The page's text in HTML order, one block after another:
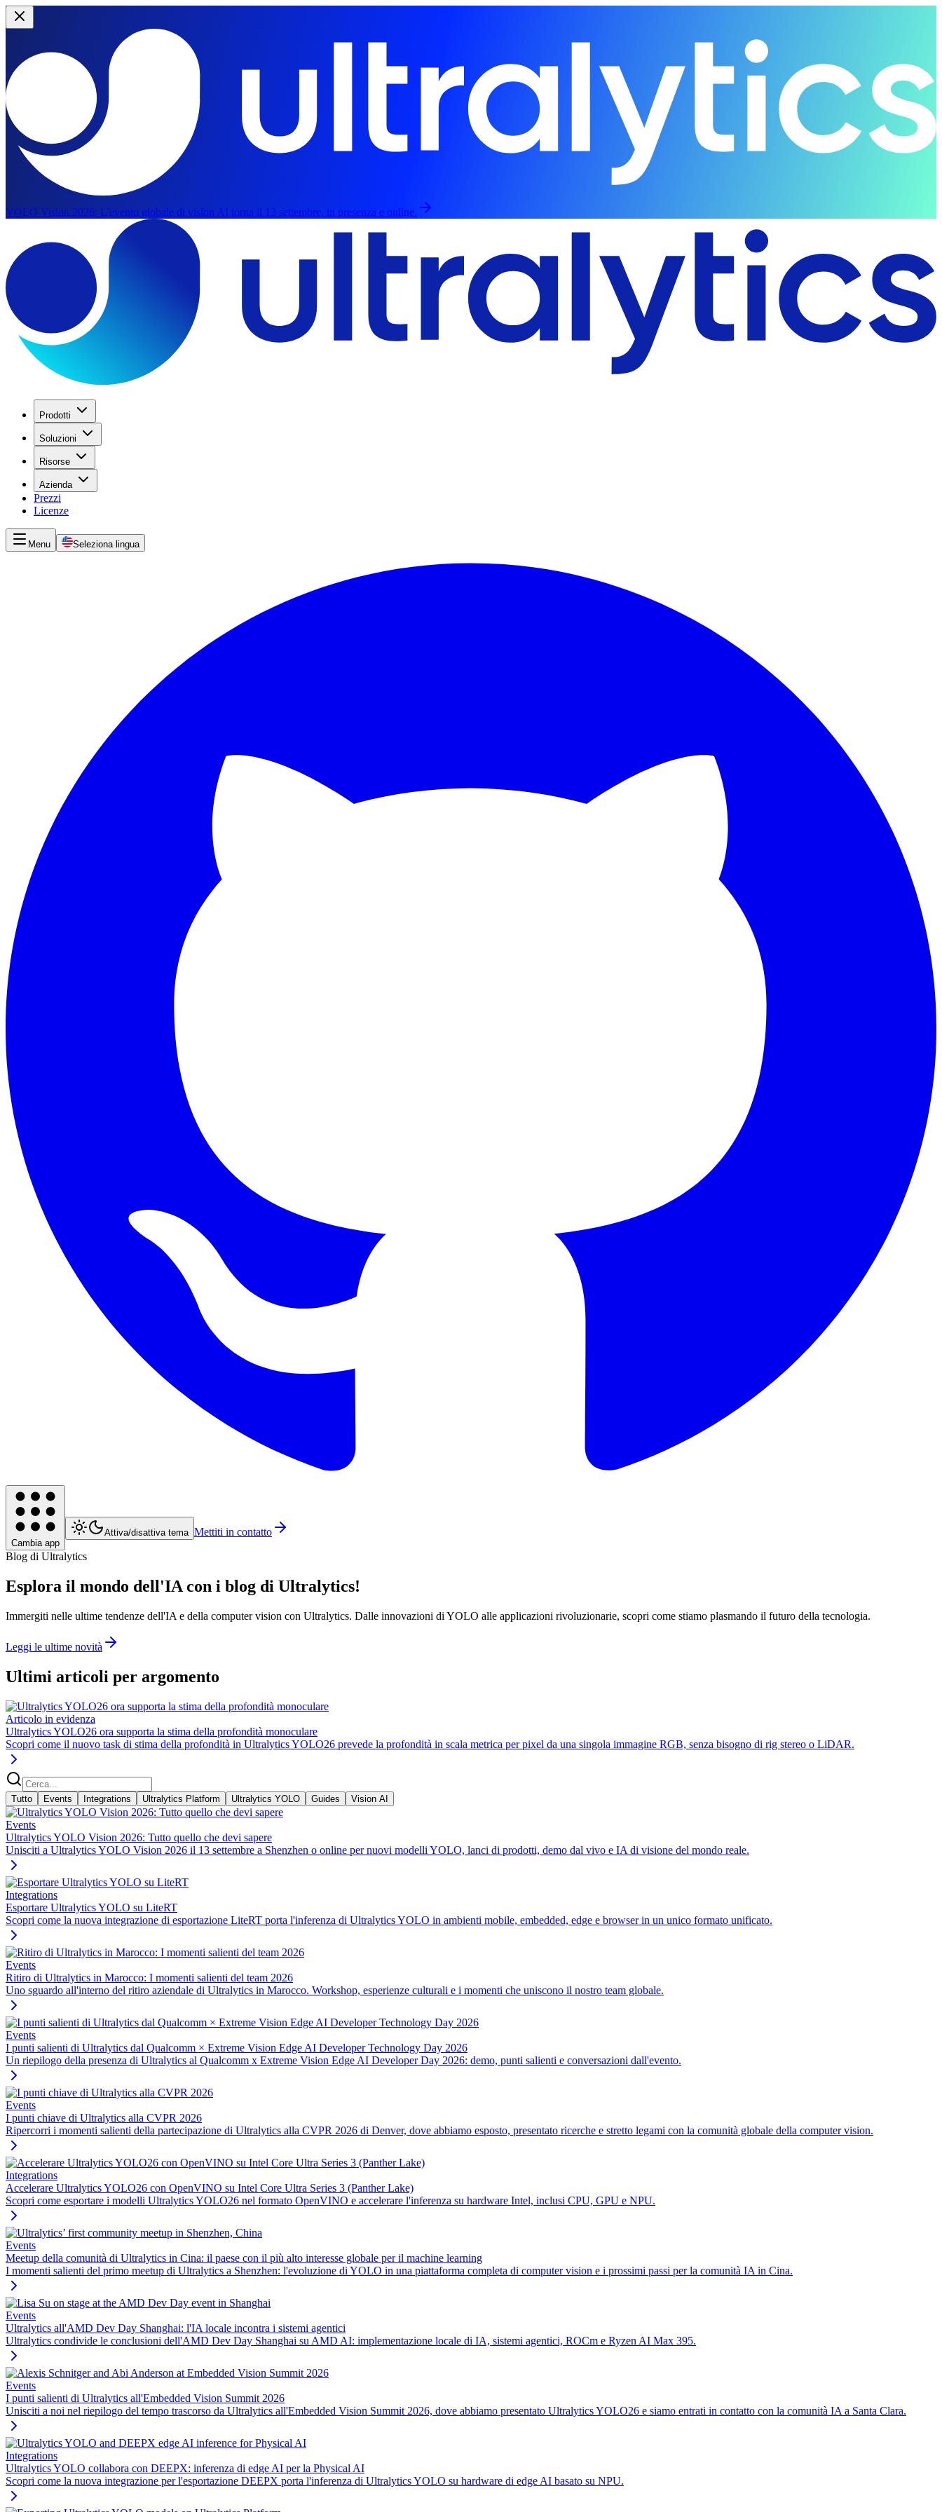
YOLO Vision 2026: L'evento globale di vision AI torna il 13 settembre, in presenza e online.
Prodotti
Soluzioni
Risorse
Azienda
Prezzi
Licenze
Menu Seleziona lingua
Cambia app
Attiva/disattiva tema Mettiti in contatto
Blog di Ultralytics
Esplora il mondo dell'IA con i blog di Ultralytics!
Immergiti nelle ultime tendenze dell'IA e della computer vision con Ultralytics. Dalle innovazioni di YOLO alle applicazioni rivoluzionarie, scopri come stiamo plasmando il futuro della tecnologia.
Leggi le ultime novità
Ultimi articoli per argomento
Articolo in evidenza
Ultralytics YOLO26 ora supporta la stima della profondità monoculare
Scopri come il nuovo task di stima della profondità in Ultralytics YOLO26 prevede la profondità in scala metrica per pixel da una singola immagine RGB, senza bisogno di rig stereo o LiDAR.
Tutto Events Integrations Ultralytics Platform Ultralytics YOLO Guides Vision AI
Events
Ultralytics YOLO Vision 2026: Tutto quello che devi sapere
Unisciti a Ultralytics YOLO Vision 2026 il 13 settembre a Shenzhen o online per nuovi modelli YOLO, lanci di prodotti, demo dal vivo e IA di visione del mondo reale.
Integrations
Esportare Ultralytics YOLO su LiteRT
Scopri come la nuova integrazione di esportazione LiteRT porta l'inferenza di Ultralytics YOLO in ambienti mobile, embedded, edge e browser in un unico formato unificato.
Events
Ritiro di Ultralytics in Marocco: I momenti salienti del team 2026
Uno sguardo all'interno del ritiro aziendale di Ultralytics in Marocco. Workshop, esperienze culturali e i momenti che uniscono il nostro team globale.
Events
I punti salienti di Ultralytics dal Qualcomm × Extreme Vision Edge AI Developer Technology Day 2026
Un riepilogo della presenza di Ultralytics al Qualcomm x Extreme Vision Edge AI Developer Day 2026: demo, punti salienti e conversazioni dall'evento.
Events
I punti chiave di Ultralytics alla CVPR 2026
Ripercorri i momenti salienti della partecipazione di Ultralytics alla CVPR 2026 di Denver, dove abbiamo esposto, presentato ricerche e stretto legami con la comunità globale della computer vision.
Integrations
Accelerare Ultralytics YOLO26 con OpenVINO su Intel Core Ultra Series 3 (Panther Lake)
Scopri come esportare i modelli Ultralytics YOLO26 nel formato OpenVINO e accelerare l'inferenza su hardware Intel, inclusi CPU, GPU e NPU.
Events
Meetup della comunità di Ultralytics in Cina: il paese con il più alto interesse globale per il machine learning
I momenti salienti del primo meetup di Ultralytics a Shenzhen: l'evoluzione di YOLO in una piattaforma completa di computer vision e i prossimi passi per la comunità IA in Cina.
Events
Ultralytics all'AMD Dev Day Shanghai: l'IA locale incontra i sistemi agentici
Ultralytics condivide le conclusioni dell'AMD Dev Day Shanghai su AMD AI: implementazione locale di IA, sistemi agentici, ROCm e Ryzen AI Max 395.
Events
I punti salienti di Ultralytics all'Embedded Vision Summit 2026
Unisciti a noi nel riepilogo del tempo trascorso da Ultralytics all'Embedded Vision Summit 2026, dove abbiamo presentato Ultralytics YOLO26 e siamo entrati in contatto con la comunità IA a Santa Clara.
Integrations
Ultralytics YOLO collabora con DEEPX: inferenza di edge AI per la Physical AI
Scopri come la nuova integrazione per l'esportazione DEEPX porta l'inferenza di Ultralytics YOLO su hardware di edge AI basato su NPU.